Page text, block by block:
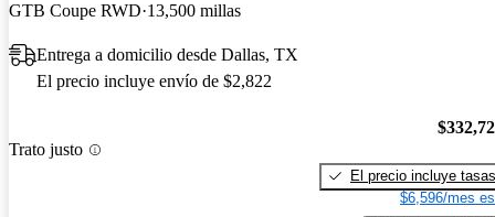
GTB Coupe RWD 13,500 millas
Entrega a domicilio desde Dallas, TX
El precio incluye envío de $2,822
Trato justo
El precio incluye tasas
$6,596/mes